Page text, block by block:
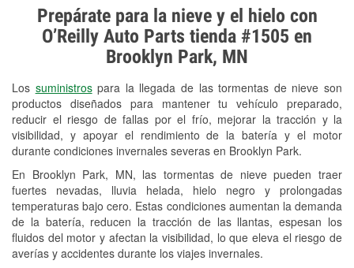
Prepárate para la nieve y el hielo con
O’Reilly Auto Parts tienda #1505 en
Brooklyn Park, MN
Los suministrospara la llegada de las tormentas de nieve son
productos diseñados para mantener tu vehículo preparado,
reducir el riesgo de fallas por el frío, mejorar la tracción y la
visibilidad, y apoyar el rendimiento de la batería y el motor
durante condiciones invernales severas en Brooklyn Park.
En Brooklyn Park, MN, las tormentas de nieve pueden traer
fuertes nevadas, lluvia helada, hielo negro y prolongadas
temperaturas bajo cero. Estas condiciones aumentan la demanda
de la batería, reducen la tracción de las llantas, espesan los
fluidos del motor y afectan la visibilidad, lo que eleva el riesgo de
averías y accidentes durante los viajes invernales.
Prueba de alternadores y
arrancadores
Revisión de la luz "Check Engine"
Reciclaje de baterías y aceite
Instalación de bombillas de faros
Instalación de limpiaparabrisas
Programa de Préstamo de
Herramientas
Rectificación de tambores y discos de
freno